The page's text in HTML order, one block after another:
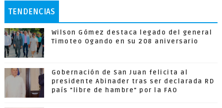
TENDENCIAS
Wilson Gómez destaca legado del general
Timoteo Ogando en su 208 aniversario
Gobernación de San Juan felicita al
presidente Abinader tras ser declarada RD
país "libre de hambre" por la FAO